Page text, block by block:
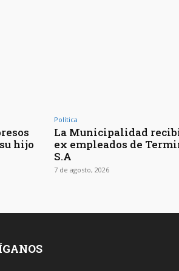
hijo
Política
La Municipalidad
ex empleados de
S.A
7 de agosto, 2026